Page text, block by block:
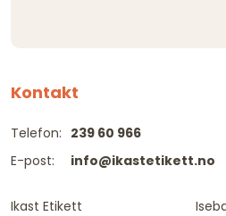
Kontakt
Telefon:
E-post:
239 60 966
info@ikastetikett.no
Ikast Etikett